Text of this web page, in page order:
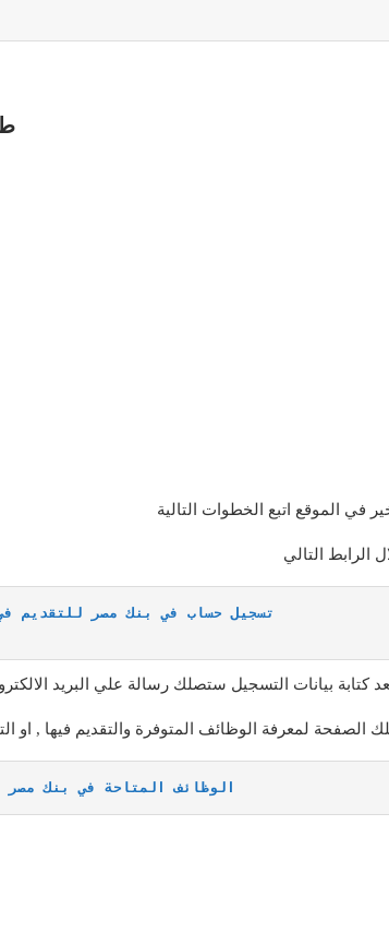
الموقع اتبع الخطوات التالية
تسجيل حساب في بنك مصر للتقديم
تلك الصفحة لمعرفة الوظائف المتوفرة والتقديم فيها ,